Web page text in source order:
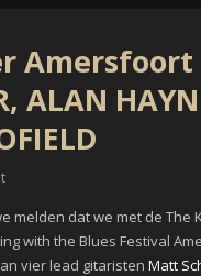
Amersfoort
ALAN
melden dat we met de The
with the Blues Festival
vier lead gitaristen Matt